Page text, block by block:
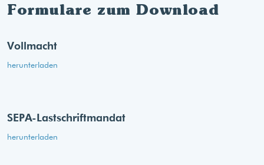
Formulare zum Download
Vollmacht
herunterladen
SEPA-Lastschriftmandat
herunterladen